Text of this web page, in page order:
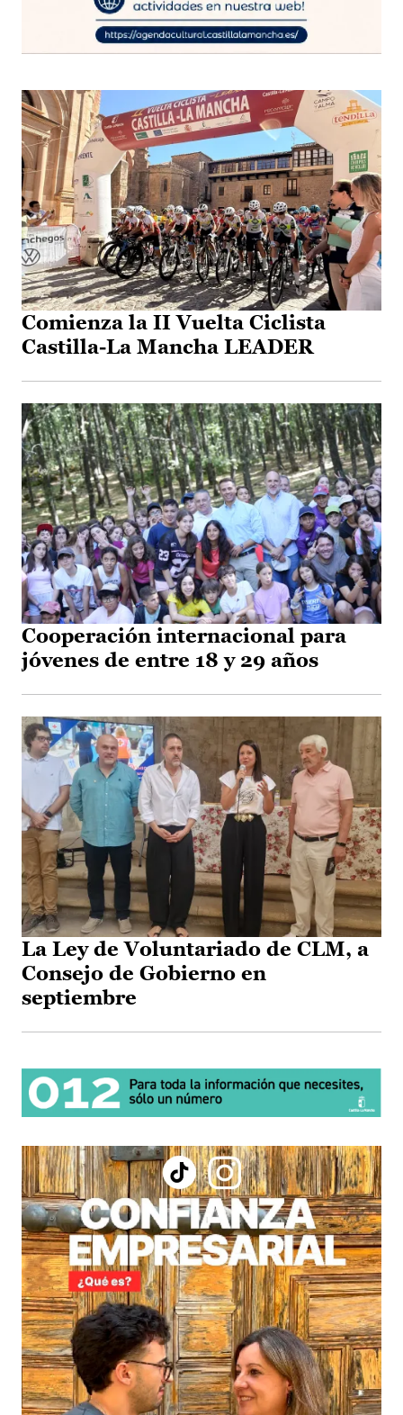
Comienza la II Vuelta Ciclista
Castilla-La Mancha LEADER
Cooperación internacional para
jóvenes de entre 18 y 29 años
La Ley de Voluntariado de CLM, a
Consejo de Gobierno en
septiembre